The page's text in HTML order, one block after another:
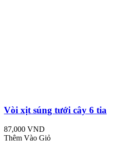
Vòi xịt súng tưới cây 6 tia
87,000 VND
Thêm Vào Giỏ